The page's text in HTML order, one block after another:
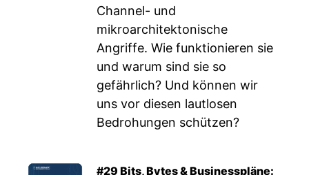
Channel- und
mikroarchitektonische
Angriffe. Wie funktionieren sie
und warum sind sie so
gefährlich? Und können wir
uns vor diesen lautlosen
Bedrohungen schützen?
#29 Bits, Bytes & Businesspläne: